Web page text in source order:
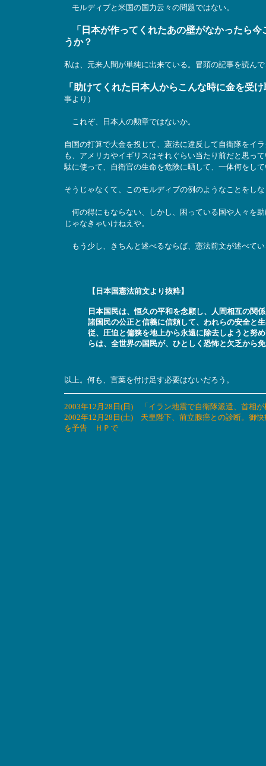
モルディブと米国の国力云々の問題ではない。
「日本が作ってくれたあの壁がなかったら
うか？
私は、元来人間が単純に出来ている。冒頭の記事を読ん
「助けてくれた日本人からこんな時に金を受
事より）
これぞ、日本人の勲章ではないか。
自国の打算で大金を投じて、憲法に違反して自衛隊をイ
も、アメリカやイギリスはそれぐらい当たり前だと思っ
駄に使って、自衛官の生命を危険に晒して、一体何をし
そうじゃなくて、このモルディブの例のようなことをし
何の得にもならない、しかし、困っている国や人々を
じゃなきゃいけねえや。
もう少し、きちんと述べるならば、憲法前文が述べて
【日本国憲法前文より抜粋】
日本国民は、恒久の平和を念願し、人間相互の関
諸国民の公正と信義に信頼して、われらの安全と
従、圧迫と偏狭を地上から永遠に除去しようと努
らは、全世界の国民が、ひとしく恐怖と欠乏から
以上。何も、言葉を付け足す必要はないだろう。
2003年12月28日(日) 「イラン地震で自衛隊派遣、首相
2002年12月28日(土) 天皇陛下、前立腺癌との診断。御
を予告 ＨＰで